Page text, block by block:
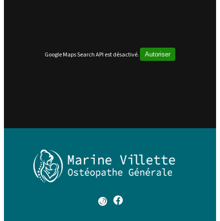
Google Maps Search API est désactivé. Autoriser